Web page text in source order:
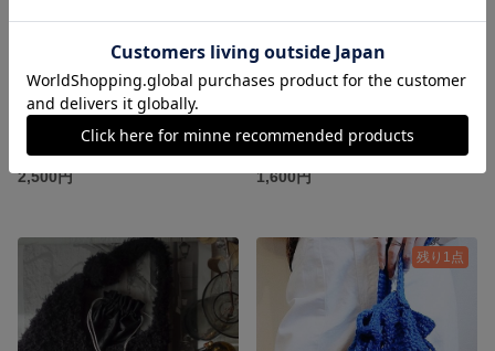
透かし模様が可愛いポーチとカードケースのセット
2,500円
バイカラーの2wayバッグ
1,600円
残り1点